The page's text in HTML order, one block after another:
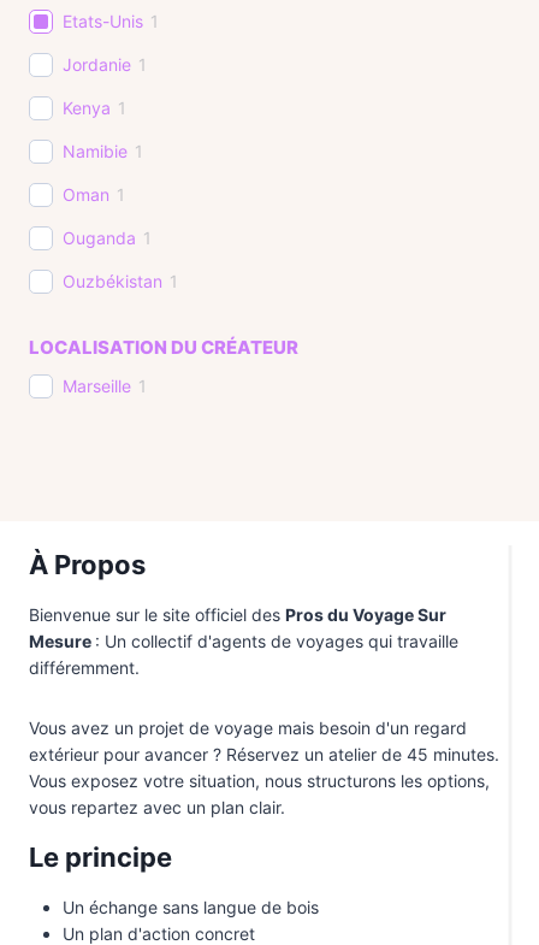
Etats-Unis 1
Jordanie 1
Kenya 1
Namibie 1
Oman 1
Ouganda 1
Ouzbékistan 1
LOCALISATION DU CRÉATEUR
Marseille 1
À Propos
Bienvenue sur le site officiel des Pros du Voyage Sur
Mesure : Un collectif d'agents de voyages qui travaille
différemment.
Vous avez un projet de voyage mais besoin d'un regard
extérieur pour avancer ? Réservez un atelier de 45 minutes.
Vous exposez votre situation, nous structurons les options,
vous repartez avec un plan clair.
Le principe
Un échange sans langue de bois
Un plan d'action concret